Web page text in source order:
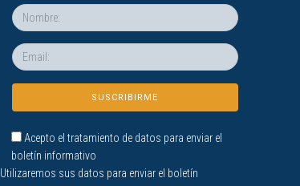
Acepto el tratamiento de datos para enviar el
boletín informativo
Utilizaremos sus datos para enviar el boletín